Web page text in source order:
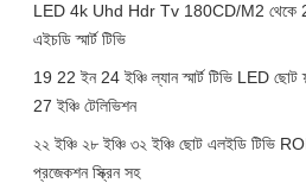
LED 4k Uhd Hdr Tv 180CD/M2 থেকে
এইচডি স্মার্ট টিভি
19 22 ইন 24 ইঞ্চি ল্যান স্মার্ট টিভি LED ছোট
27 ইঞ্চি টেলিভিশন
২২ ইঞ্চি ২৮ ইঞ্চি ৩২ ইঞ্চি ছোট এলইডি টিভি
প্রজেকশন স্ক্রিন সহ